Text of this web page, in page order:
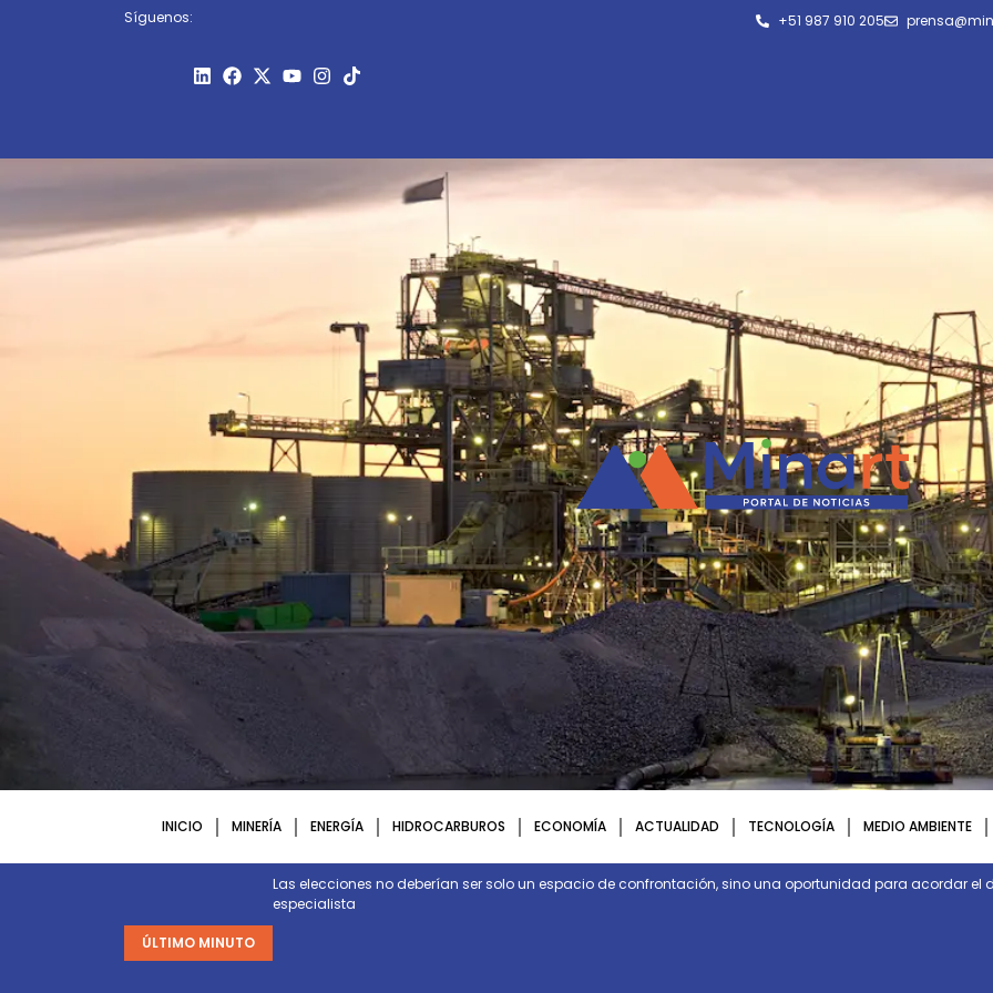
Síguenos: +51 987 910 205
INICIO MINERÍA ENERGÍA HIDROCARBUROS ECONOMÍA ACTUALIDAD TECNOLOGÍA MEDIO AMBIENTE
ÚLTIMO MINUTO
Las elecciones no deberían ser solo un espacio de confrontación, sino una oportunidad para acordar el
especialista